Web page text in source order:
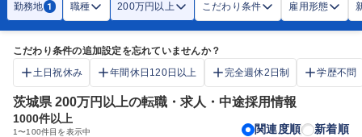
勤務地 1 職種 200万円以上 こだわり条件 雇用形態
こだわり条件の追加設定を忘れていませんか？
土日祝休み
年間休日120日以上 完全週休2日制 学歴不問
茨城県 200万円以上の転職・求人・中途採用情報
1000件以上
1〜100件目を表示中 関連度順 新着順